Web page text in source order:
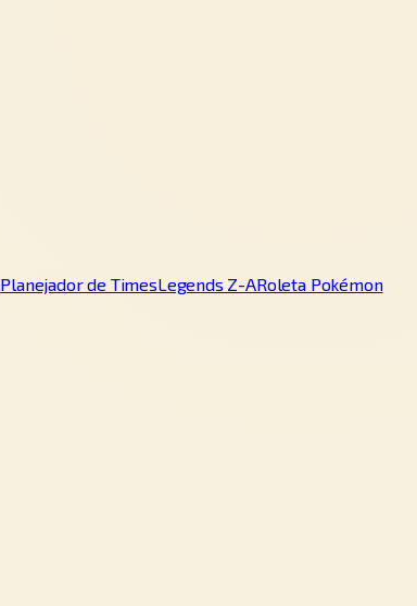
Planejador de TimesLegends Z-ARoleta Pokémon